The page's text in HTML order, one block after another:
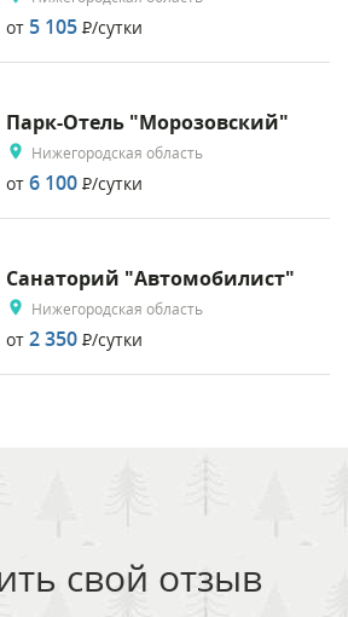
от 5 105 Р/сутки
Парк-Отель "Морозовский"
Нижегородская область
от 6 100 Р/сутки
Санаторий "Автомобилист"
Нижегородская область
от 2 350 Р/сутки
свой отзыв